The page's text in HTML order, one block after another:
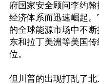
府国家安全顾问李约
经济体系而迅速崛起
的全球能源市场中不
东和拉丁美洲等美国
位。
但川普的出现打乱了北